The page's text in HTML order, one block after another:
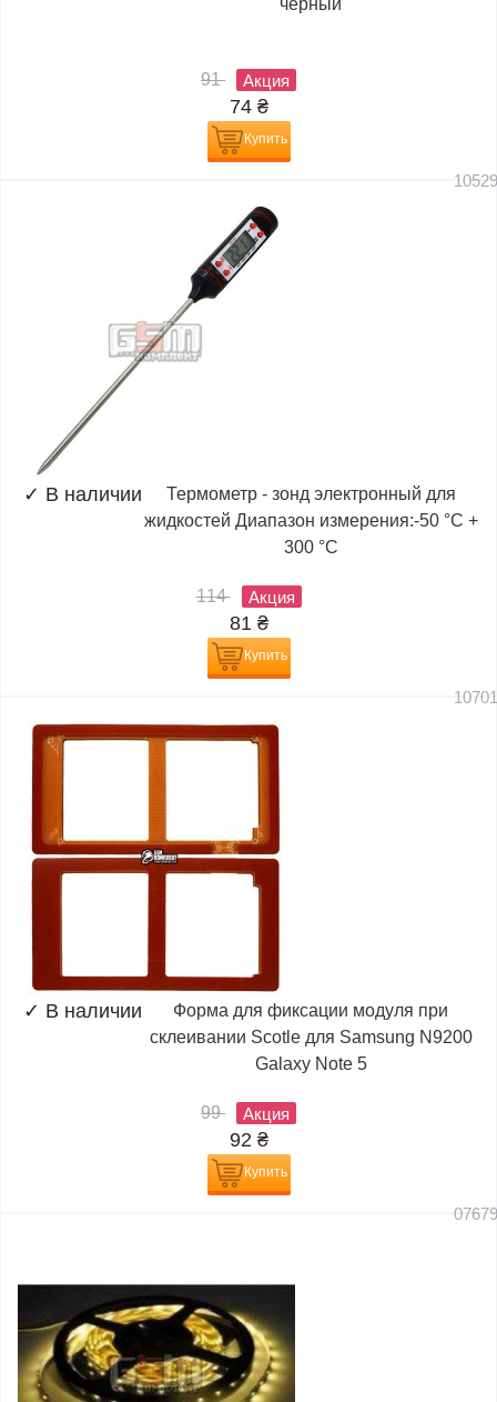
черный
91 Акция
74 ₴
Купить
✓ В наличии
Термометр - зонд электронный для
жидкостей Диапазон измерения:-50 °C +
300 °C
114 Акция
81 ₴
Купить
✓ В наличии
Форма для фиксации модуля при
склеивании Scotle для Samsung N9200
Galaxy Note 5
99 Акция
92 ₴
Купить